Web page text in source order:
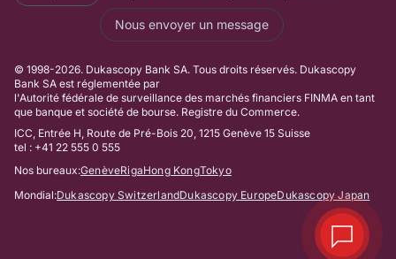
Nous envoyer un message
© 1998-2026. Dukascopy Bank SA. Tous droits réservés. Dukascopy
Bank SA est réglementée par
l'Autorité fédérale de surveillance des marchés financiers FINMA en tant
que banque et société de bourse. Registre du Commerce.
ICC, Entrée H, Route de Pré-Bois 20, 1215 Genève 15 Suisse
tel : +41 22 555 0 555
Nos bureaux:GenèveRigaHong KongTokyo
Mondial:Dukascopy SwitzerlandDukascopy EuropeDukascopy Japan